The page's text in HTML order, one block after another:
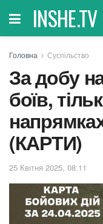
INSHE.TV
Головна Суспільство
За добу
боїв,
(КАРТИ)
25 Квітня 2025, 08:11